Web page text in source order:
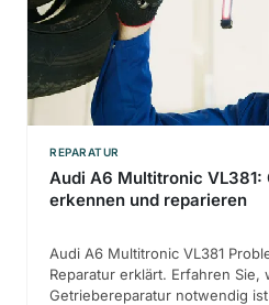
REPARATUR
Audi A6 Multitronic VL381:
erkennen und reparieren
Audi A6 Multitronic VL381
Reparatur erklärt. Erfahren Sie,
Getriebereparatur notwendig